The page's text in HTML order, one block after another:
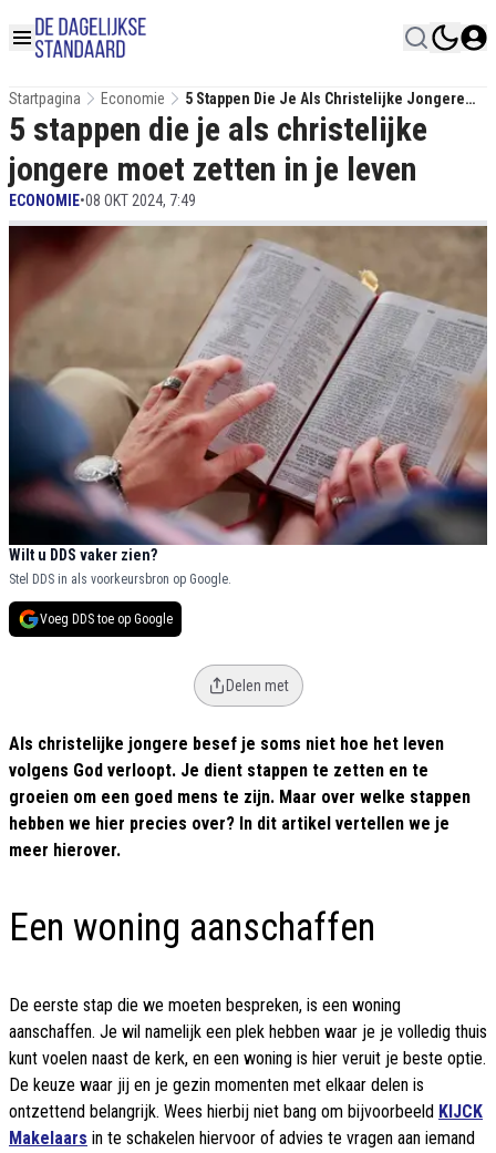
Startpagina Economie
5 Stappen Die Je Als Christelijke Jongere
Moet Zetten In Je Leven
5 stappen die je als christelijke
jongere moet zetten in je leven
ECONOMIE•08 OKT 2024, 7:49
Wilt u DDS vaker zien?
Stel DDS in als voorkeursbron op Google.
Voeg DDS toe op Google
Delen met
Als christelijke jongere besef je soms niet hoe het leven
volgens God verloopt. Je dient stappen te zetten en te
groeien om een goed mens te zijn. Maar over welke stappen
hebben we hier precies over? In dit artikel vertellen we je
meer hierover.
Een woning aanschaffen
De eerste stap die we moeten bespreken, is een woning
aanschaffen. Je wil namelijk een plek hebben waar je je volledig thuis
kunt voelen naast de kerk, en een woning is hier veruit je beste optie.
De keuze waar jij en je gezin momenten met elkaar delen is
ontzettend belangrijk. Wees hierbij niet bang om bijvoorbeeld KIJCK
Makelaars in te schakelen hiervoor of advies te vragen aan iemand